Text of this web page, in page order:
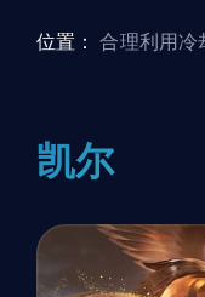
位置：合理利用冷
凯尔